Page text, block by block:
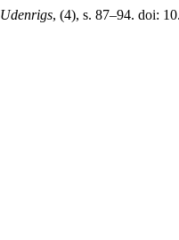
Udenrigs, (4), s. 87–94. doi: